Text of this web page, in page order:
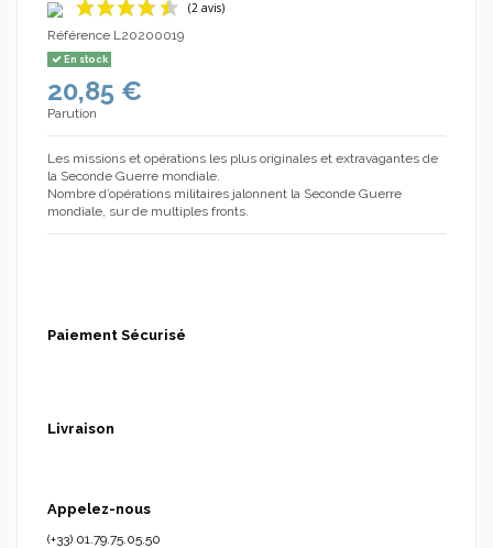
Référence L20200019
En stock
20,85 €
Parution
Les missions et opérations les plus originales et extravagantes de
la Seconde Guerre mondiale.
Nombre d’opérations militaires jalonnent la Seconde Guerre
mondiale, sur de multiples fronts.
Paiement Sécurisé
Livraison
Appelez-nous
(+33) 01.79.75.05.50